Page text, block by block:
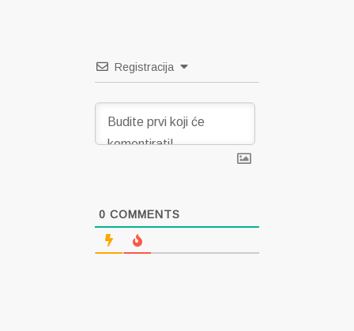
Registracija
0 COMMENTS